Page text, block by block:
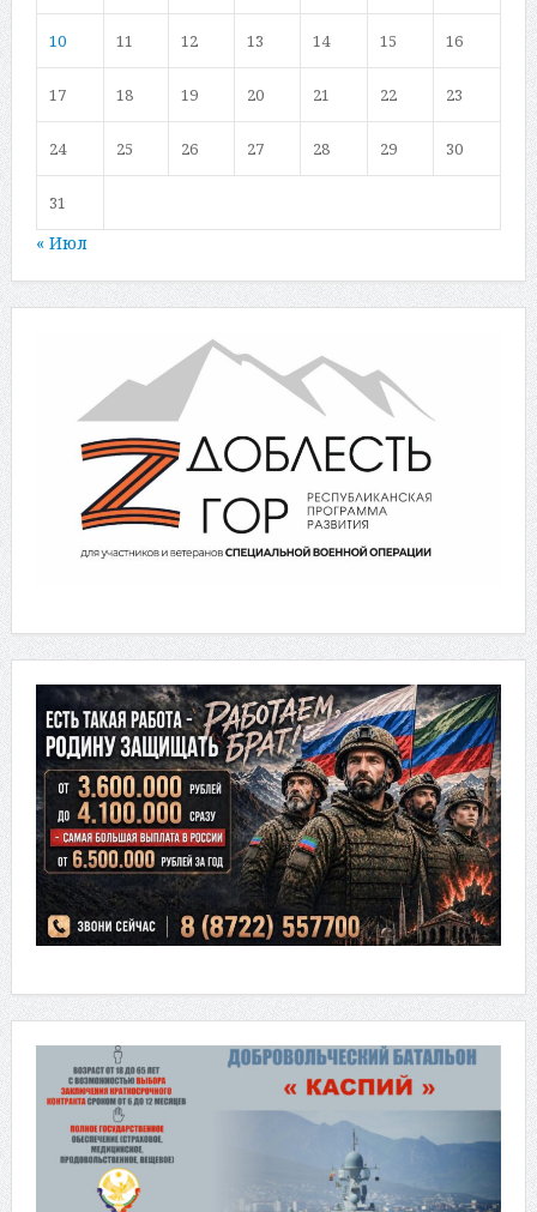
10 11 12 13 14 15 16
17 18 19 20 21 22 23
24 25 26 27 28 29 30
31
« Июл